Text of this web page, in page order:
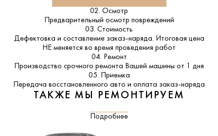
02. Осмотр
Предварительный осмотр повреждений
03. Стоимость
Дефектовка и составление заказ-наряда. Итоговая цена
НЕ меняется во время проведения работ
04. Ремонт
Производство срочного ремонта Вашей машины от 1 дня
05. Приемка
Передача восстановленного авто и оплата заказ-наряда
ТАКЖЕ МЫ РЕМОНТИРУЕМ
Подробнее